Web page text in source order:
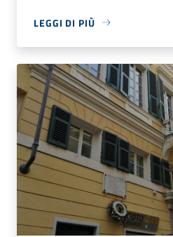
LEGGI DI PIÙ